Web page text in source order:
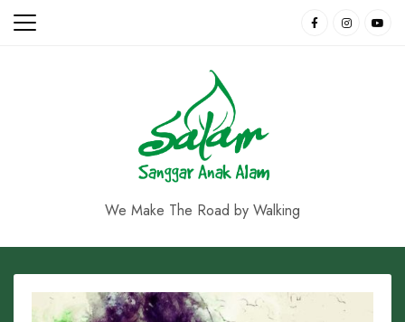
Skip
We Make The Road by Walking